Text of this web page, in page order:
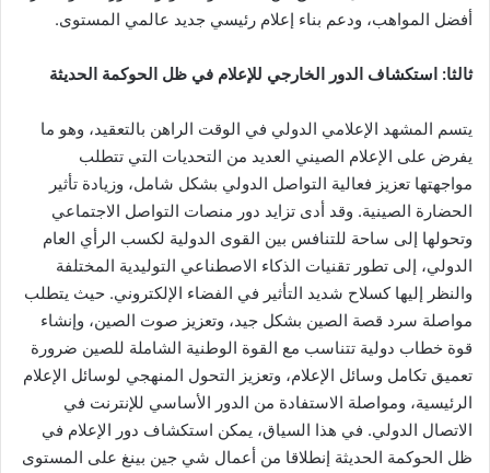
أفضل المواهب، ودعم بناء إعلام رئيسي جديد عالمي المستوى.
ثالثا: استكشاف الدور الخارجي للإعلام في ظل الحوكمة الحديثة
يتسم المشهد الإعلامي الدولي في الوقت الراهن بالتعقيد، وهو ما
يفرض على الإعلام الصيني العديد من التحديات التي تتطلب
مواجهتها تعزيز فعالية التواصل الدولي بشكل شامل، وزيادة تأثير
الحضارة الصينية. وقد أدى تزايد دور منصات التواصل الاجتماعي
وتحولها إلى ساحة للتنافس بين القوى الدولية لكسب الرأي العام
الدولي، إلى تطور تقنيات الذكاء الاصطناعي التوليدية المختلفة
والنظر إليها كسلاح شديد التأثير في الفضاء الإلكتروني. حيث يتطلب
مواصلة سرد قصة الصين بشكل جيد، وتعزيز صوت الصين، وإنشاء
قوة خطاب دولية تتناسب مع القوة الوطنية الشاملة للصين ضرورة
تعميق تكامل وسائل الإعلام، وتعزيز التحول المنهجي لوسائل الإعلام
الرئيسية، ومواصلة الاستفادة من الدور الأساسي للإنترنت في
الاتصال الدولي. في هذا السياق، يمكن استكشاف دور الإعلام في
ظل الحوكمة الحديثة إنطلاقا من أعمال شي جين بينغ على المستوى